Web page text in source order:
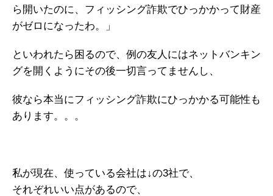
ら開いたのに、フィッシング詐欺でひっかかって財産
がゼロになったわ。」
といわれたら困るので、例の友人にはネットバンキン
グを開くようにその後一切言ってませんし、
彼なら本当にフィッシング詐欺にひっかかる可能性も
あります。。。
私が現在、使っている会社は↓の3社で、
それぞれいい点があるので、